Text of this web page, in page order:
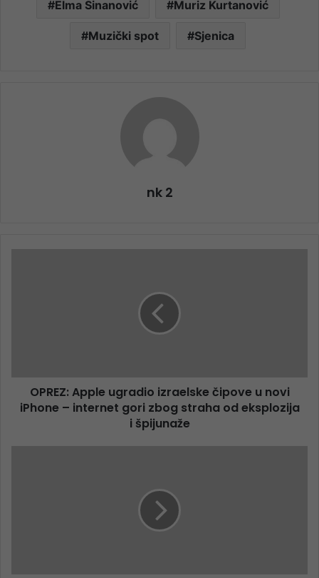
Elma Sinanović Muriz Kurtanović
Muzički spot Sjenica
nk 2
OPREZ: Apple ugradio izraelske čipove u novi
iPhone – internet gori zbog straha od eksplozija
i špijunaže